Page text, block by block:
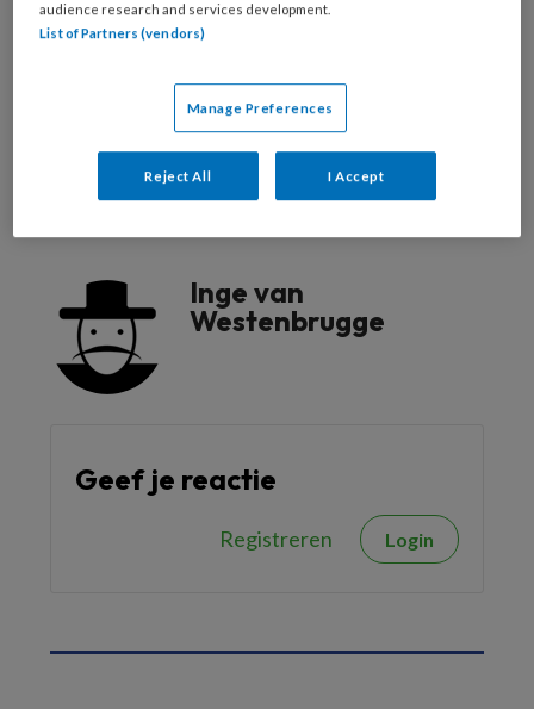
Al abonnee?Log dan in
Reageer op dit artikel Deel dit artikel
Inge van
Westenbrugge
Geef je reactie
Registreren Login
audience research and services development.
List of Partners (vendors)
Manage Preferences
Reject All I Accept